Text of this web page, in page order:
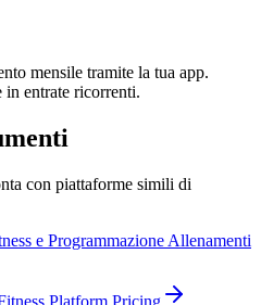
mensile tramite la tua app.
in entrate ricorrenti.
con piattaforme simili di
e Programmazione Allenamenti
Platform Pricing